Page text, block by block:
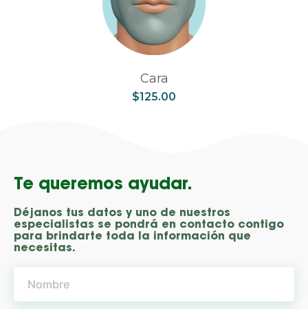
Cara
$125.00
Te queremos ayudar.
Déjanos tus datos y uno de nuestros
especialistas se pondrá en contacto contigo
para brindarte toda la información que
necesitas.